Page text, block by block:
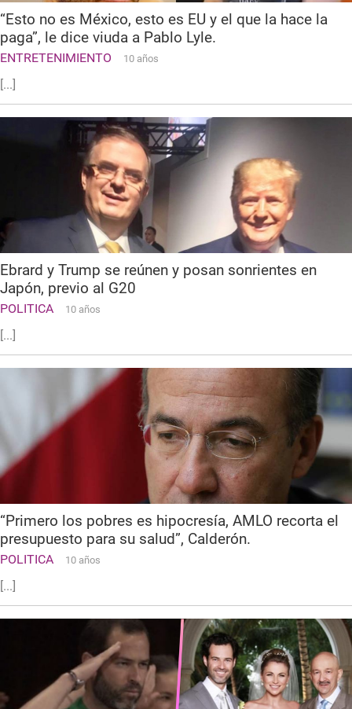
“Esto no es México, esto es EU y el que la hace la
paga”, le dice viuda a Pablo Lyle.
ENTRETENIMIENTO 10 años
[...]
Ebrard y Trump se reúnen y posan sonrientes en
Japón, previo al G20
POLITICA 10 años
[...]
“Primero los pobres es hipocresía, AMLO recorta el
presupuesto para su salud”, Calderón.
POLITICA 10 años
[...]